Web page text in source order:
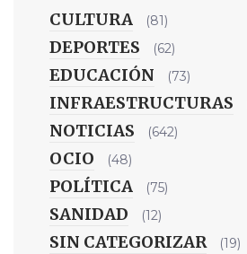
CULTURA (81)
DEPORTES (62)
EDUCACIÓN (73)
INFRAESTRUCTURAS
NOTICIAS (642)
OCIO (48)
POLÍTICA (75)
SANIDAD (12)
SIN CATEGORIZAR (19)